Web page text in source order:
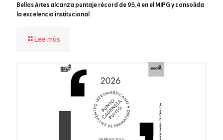
Bellas Artes alcanza puntaje récord de 95,4 en el MIPG y consolida
la excelencia institucional
Lee más
alcanza
puntaje
récord
en